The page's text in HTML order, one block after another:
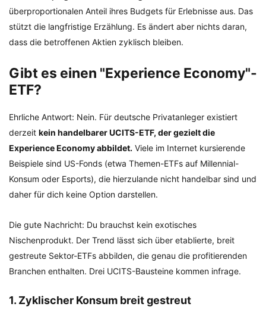
überproportionalen Anteil ihres Budgets für Erlebnisse aus. Das
stützt die langfristige Erzählung. Es ändert aber nichts daran,
dass die betroffenen Aktien zyklisch bleiben.
Gibt es einen "Experience Economy"-
ETF?
Ehrliche Antwort: Nein. Für deutsche Privatanleger existiert
derzeit kein handelbarer UCITS-ETF, der gezielt die
Experience Economy abbildet. Viele im Internet kursierende
Beispiele sind US-Fonds (etwa Themen-ETFs auf Millennial-
Konsum oder Esports), die hierzulande nicht handelbar sind und
daher für dich keine Option darstellen.
Die gute Nachricht: Du brauchst kein exotisches
Nischenprodukt. Der Trend lässt sich über etablierte, breit
gestreute Sektor-ETFs abbilden, die genau die profitierenden
Branchen enthalten. Drei UCITS-Bausteine kommen infrage.
1. Zyklischer Konsum breit gestreut